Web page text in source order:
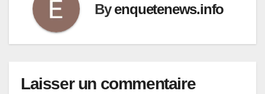
Byenquetenews.info
Laisser un commentaire